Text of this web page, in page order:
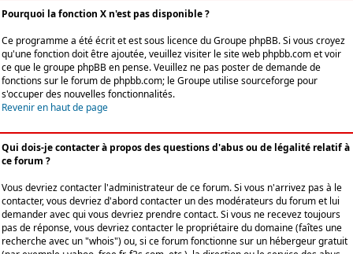
Pourquoi la fonction X n'est pas disponible ?
Ce programme a été écrit et est sous licence du Groupe phpBB. Si vous croyez
qu'une fonction doit être ajoutée, veuillez visiter le site web phpbb.com et voir
ce que le groupe phpBB en pense. Veuillez ne pas poster de demande de
fonctions sur le forum de phpbb.com; le Groupe utilise sourceforge pour
s'occuper des nouvelles fonctionnalités.
Revenir en haut de page
Qui dois-je contacter à propos des questions d'abus ou de légalité relatif à
ce forum ?
Vous devriez contacter l'administrateur de ce forum. Si vous n'arrivez pas à le
contacter, vous devriez d'abord contacter un des modérateurs du forum et lui
demander avec qui vous devriez prendre contact. Si vous ne recevez toujours
pas de réponse, vous devriez contacter le propriétaire du domaine (faîtes une
recherche avec un "whois") ou, si ce forum fonctionne sur un hébergeur gratuit